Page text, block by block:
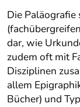
Die
dar, wie
zudem oft mit
Disziplinen
allem
Bücher) und